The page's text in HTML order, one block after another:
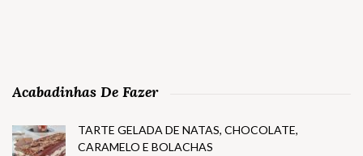
Acabadinhas De Fazer
TARTE GELADA DE NATAS, CHOCOLATE,
CARAMELO E BOLACHAS